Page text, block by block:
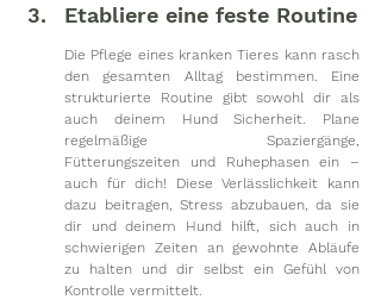
Etabliere eine feste Routine
Die Pflege eines kranken Tieres kann rasch
den gesamten Alltag bestimmen. Eine
strukturierte Routine gibt sowohl dir als
auch deinem Hund Sicherheit. Plane
regelmäßige Spaziergänge,
Fütterungszeiten und Ruhephasen ein –
auch für dich! Diese Verlässlichkeit kann
dazu beitragen, Stress abzubauen, da sie
dir und deinem Hund hilft, sich auch in
schwierigen Zeiten an gewohnte Abläufe
zu halten und dir selbst ein Gefühl von
Kontrolle vermittelt.